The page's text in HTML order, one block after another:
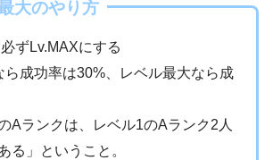
大のやり方
ずLv.MAXにする
ら成功率は30%、レベル最大なら成
Aランクは、レベル1のAランク2人
る」ということ。